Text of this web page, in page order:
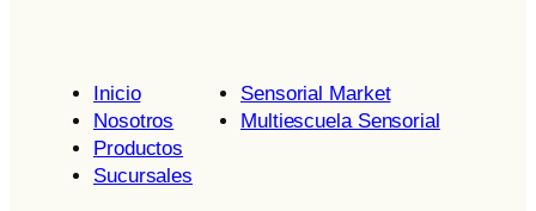
Inicio
Nosotros
Productos
Sucursales
Sensorial Market
Multiescuela Sensorial